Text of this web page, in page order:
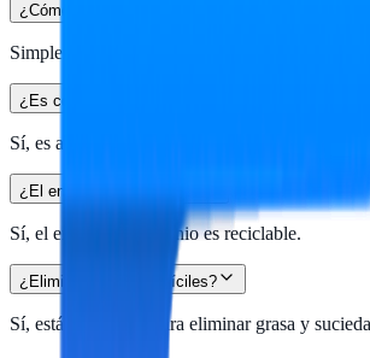
¿Cómo se utiliza el limpiador?
Simplemente rocía sobre la pantalla y limpia
¿Es compatible con todos los dispositivos
Sí, es adecuado para TV, PC, celulares y
¿El envase es reciclable?
Sí, el envase de aluminio es reciclable.
¿Elimina manchas difíciles?
Sí, está formulado para eliminar grasa y